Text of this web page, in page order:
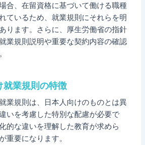
合、在留資格に基づいて働ける職種
ているため、就業規則にそれらを明
ります。さらに、厚生労働省の指針
業規則説明や重要な契約内容の確認
就業規則の特徴
業規則は、日本人向けのものとは異
いを考慮した特別な配慮が必要で
的な違いを理解した教育が求めら
重要になります。